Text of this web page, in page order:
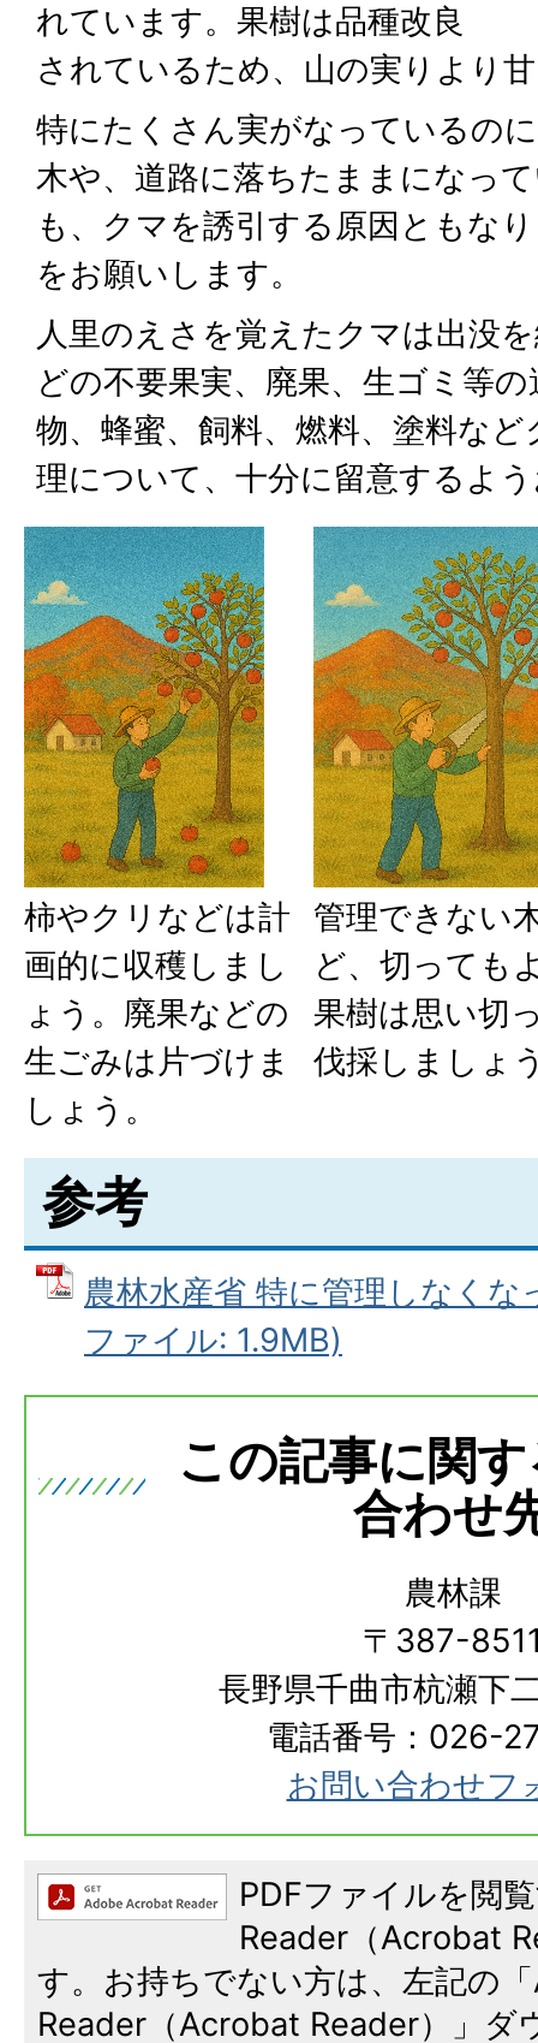
れています。果樹は品種改良
されているため、山の実りより
特にたくさん実がなっているの
木や、道路に落ちたままになっ
も、クマを誘引する原因ともな
をお願いします。
人里のえさを覚えたクマは出没
どの不要果実、廃果、生ゴミ等
物、蜂蜜、飼料、燃料、塗料な
理について、十分に留意するよ
柿やクリなどは計
画的に収穫しまし
ょう。廃果などの
生ごみは片づけま
しょう。
管理できない
ど、切っても
果樹は思い切
伐採しましょ
参考
農林水産省 特に管理しなくな
ファイル: 1.9MB)
この記事に関
合わせ
農林課
〒387-
長野県千曲市杭瀬下
電話番号：026-
お問い合わせフ
PDFファイルを閲
Reader（Acrobat
す。お持ちでない方は、左記の
Reader（Acrobat Reader）」ダ